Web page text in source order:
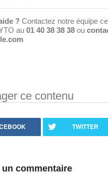
? Contactez notre équipe
au 01 40 38 38 38 ou
ce contenu
TWITTER
commentaire